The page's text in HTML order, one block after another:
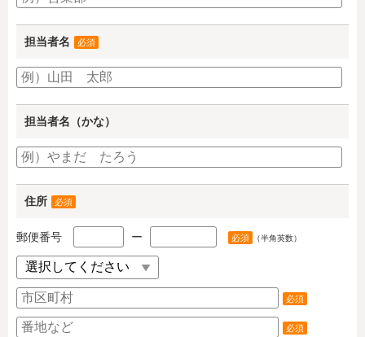
担当者名 必須
担当者名（かな）
住所 必須
郵便番号 ー 必須 （半角英数）
必須
必須